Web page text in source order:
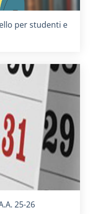
per studenti e
25-26